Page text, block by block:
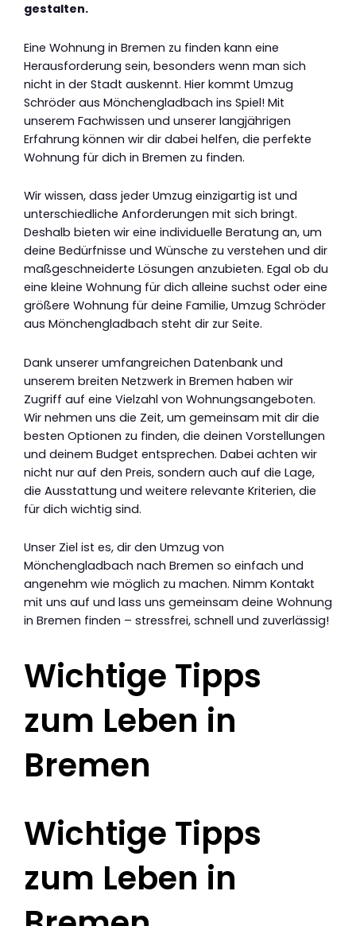
gestalten.
Eine Wohnung in Bremen zu finden kann eine
Herausforderung sein, besonders wenn man sich
nicht in der Stadt auskennt. Hier kommt Umzug
Schröder aus Mönchengladbach ins Spiel! Mit
unserem Fachwissen und unserer langjährigen
Erfahrung können wir dir dabei helfen, die perfekte
Wohnung für dich in Bremen zu finden.
Wir wissen, dass jeder Umzug einzigartig ist und
unterschiedliche Anforderungen mit sich bringt.
Deshalb bieten wir eine individuelle Beratung an, um
deine Bedürfnisse und Wünsche zu verstehen und dir
maßgeschneiderte Lösungen anzubieten. Egal ob du
eine kleine Wohnung für dich alleine suchst oder eine
größere Wohnung für deine Familie, Umzug Schröder
aus Mönchengladbach steht dir zur Seite.
Dank unserer umfangreichen Datenbank und
unserem breiten Netzwerk in Bremen haben wir
Zugriff auf eine Vielzahl von Wohnungsangeboten.
Wir nehmen uns die Zeit, um gemeinsam mit dir die
besten Optionen zu finden, die deinen Vorstellungen
und deinem Budget entsprechen. Dabei achten wir
nicht nur auf den Preis, sondern auch auf die Lage,
die Ausstattung und weitere relevante Kriterien, die
für dich wichtig sind.
Unser Ziel ist es, dir den Umzug von
Mönchengladbach nach Bremen so einfach und
angenehm wie möglich zu machen. Nimm Kontakt
mit uns auf und lass uns gemeinsam deine Wohnung
in Bremen finden – stressfrei, schnell und zuverlässig!
Wichtige Tipps
zum Leben in
Bremen
Wichtige Tipps
zum Leben in